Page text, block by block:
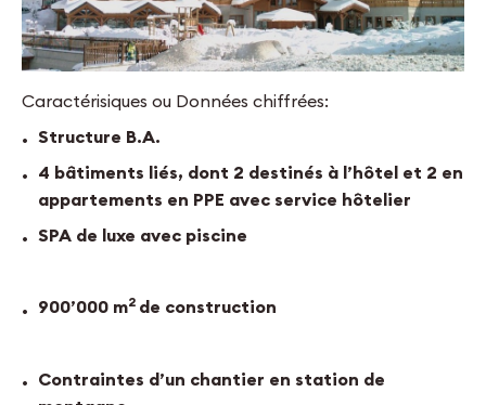
Caractérisiques ou Données chiffrées:
Structure B.A.
4 bâtiments liés, dont 2 destinés à l’hôtel et 2 en
appartements en PPE avec service hôtelier
SPA de luxe avec piscine
900’000 m2 de construction
Contraintes d’un chantier en station de